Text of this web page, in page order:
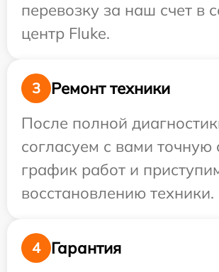
перевозку за наш счет в
центр Fluke.
3
Ремонт техники
После полной
согласуем с вами точную
график работ и
восстановлению техники.
4
Гарантия